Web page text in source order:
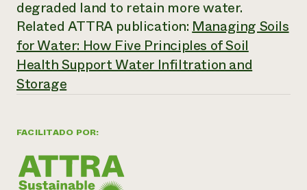
Llame a la
directa de
FACILITADO POR:
degraded land to retain more water.
Related ATTRA publication:Managing Soils
for Water: How Five Principles of Soil
Health Support Water Infiltration and
Storage